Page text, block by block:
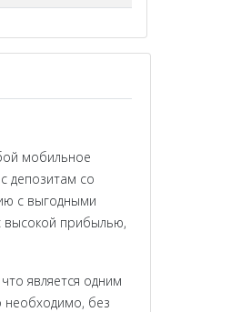
мобильное
депозитам со
с выгодными
высокой прибылью,
является одним
необходимо, без